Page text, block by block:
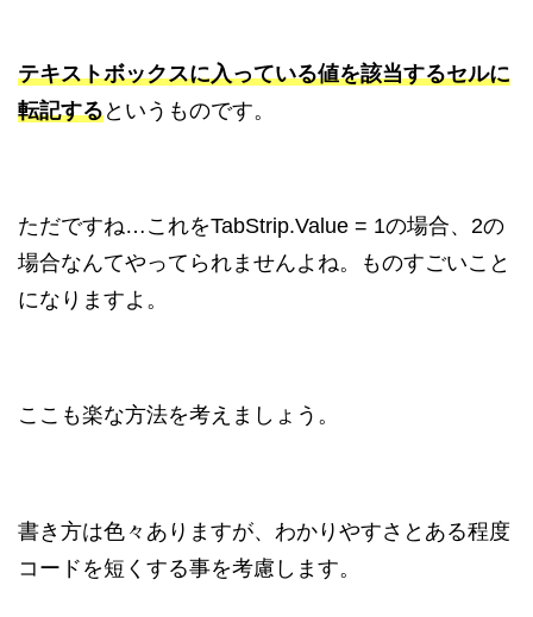
テキストボックスに入っている値を該当するセルに
転記するというものです。
ただですね…これをTabStrip.Value = 1の場合、2の
場合なんてやってられませんよね。ものすごいこと
になりますよ。
ここも楽な方法を考えましょう。
書き方は色々ありますが、わかりやすさとある程度
コードを短くする事を考慮します。